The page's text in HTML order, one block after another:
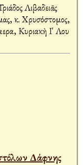
Λιβαδειᾶς
κ. Χρυσόστομος,
Κυριακὴ Ι' Λου
Δάφνης